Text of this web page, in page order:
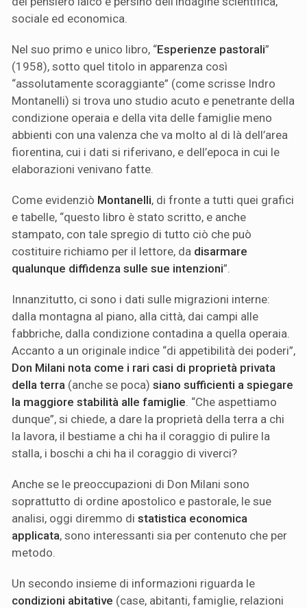
sociale ed economica.
Nel suo primo e unico libro, “Esperienze pastorali”
(1958), sotto quel titolo in apparenza così
“assolutamente scoraggiante” (come scrisse Indro
Montanelli) si trova uno studio acuto e penetrante della
condizione operaia e della vita delle famiglie meno
abbienti con una valenza che va molto al di là dell’area
fiorentina, cui i dati si riferivano, e dell’epoca in cui le
elaborazioni venivano fatte.
Come evidenziò Montanelli, di fronte a tutti quei grafici
e tabelle, “questo libro è stato scritto, e anche
stampato, con tale spregio di tutto ciò che può
costituire richiamo per il lettore, da disarmare
qualunque diffidenza sulle sue intenzioni”.
Innanzitutto, ci sono i dati sulle migrazioni interne:
dalla montagna al piano, alla città, dai campi alle
fabbriche, dalla condizione contadina a quella operaia.
Accanto a un originale indice “di appetibilità dei poderi”,
Don Milani nota come i rari casi di proprietà privata
della terra (anche se poca) siano sufficienti a spiegare
la maggiore stabilità alle famiglie . “Che aspettiamo
dunque”, si chiede, a dare la proprietà della terra a chi
la lavora, il bestiame a chi ha il coraggio di pulire la
stalla, i boschi a chi ha il coraggio di viverci?
Anche se le preoccupazioni di Don Milani sono
soprattutto di ordine apostolico e pastorale, le sue
analisi, oggi diremmo di statistica economica
applicata, sono interessanti sia per contenuto che per
metodo.
Un secondo insieme di informazioni riguarda le
condizioni abitative (case, abitanti, famiglie, relazioni